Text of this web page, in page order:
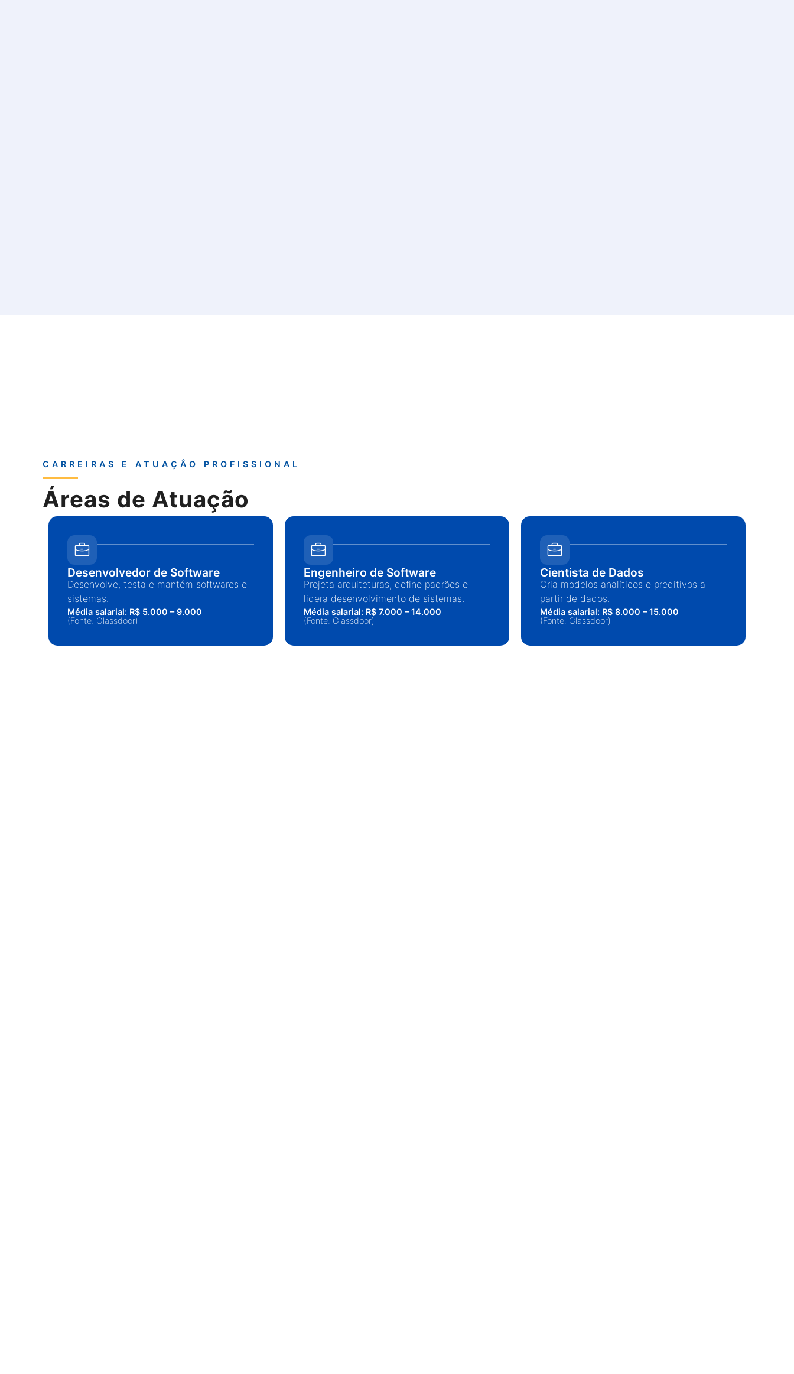
CARREIRAS E ATUAÇÂO PROFISSIONAL
Áreas de Atuação
Desenvolvedor de Software
Desenvolve, testa e mantém softwares e
sistemas.
Média salarial: R$ 5.000 – 9.000
(Fonte: Glassdoor)
Engenheiro de Software
Projeta arquiteturas, define padrões e
lidera desenvolvimento de sistemas.
Média salarial: R$ 7.000 – 14.000
(Fonte: Glassdoor)
Cientista de Dados
Cria modelos analíticos e preditivos a
partir de dados.
Média salarial: R$ 8.000 – 15.000
(Fonte: Glassdoor)